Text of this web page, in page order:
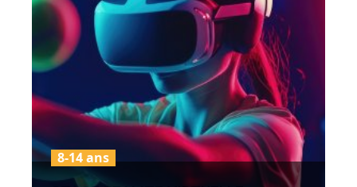
8-14 ans